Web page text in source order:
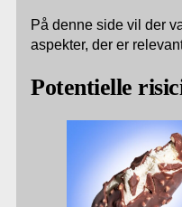
På denne side vil der
aspekter, der er
Potentielle